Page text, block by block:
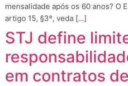
mensalidade após os 60 anos? O
artigo 15, §3º, veda […]
STJ define
em contratos